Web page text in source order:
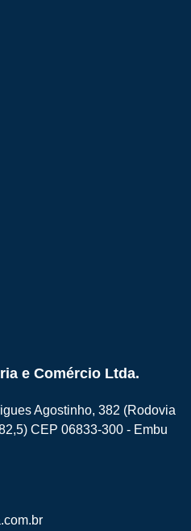
e Comércio Ltda.
Agostinho, 382 (Rodovia
CEP 06833-300 - Embu